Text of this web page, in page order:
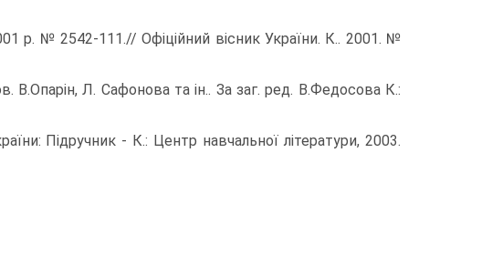
р. № 2542-111.// Офіційний вісник України. К.. 2001. №
Л. Сафонова та ін.. За заг. ред. В.Федосова К.:
Підручник - К.: Центр навчальної літератури, 2003.